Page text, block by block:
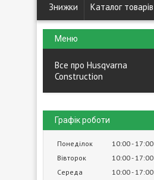
Знижки Каталог товарів
Все про Husqvarna
Construction
Графік роботи
Понеділок 10:00 17:00
Вівторок
10:00 17:00
Середа
10:00 17:00